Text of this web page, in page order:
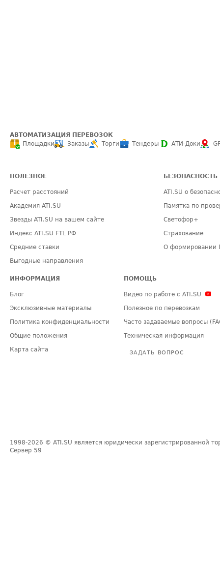
АВТОМАТИЗАЦИЯ ПЕРЕВОЗОК
Площадки
Заказы Торги Тендеры АТИ-Доки
ПОЛЕЗНОЕ
Расчет расстояний
Академия ATI.SU
Звезды ATI.SU на вашем сайте
Индекс ATI.SU FTL РФ
Средние ставки
Выгодные направления
БЕЗОПАСНОСТЬ
ATI.SU о
Памятка по
Светофор+
Страхование
О формировании
ИНФОРМАЦИЯ
Блог
Эксклюзивные материалы
Политика конфиденциальности
Общие положения
Карта сайта
ПОМОЩЬ
Видео по работе с ATI.SU
Полезное по перевозкам
Часто задаваемые вопросы
Техническая информация
ЗАДАТЬ ВОПРОС
1998-2026 © ATI.SU является юридически зарегистрированной
Сервер 59